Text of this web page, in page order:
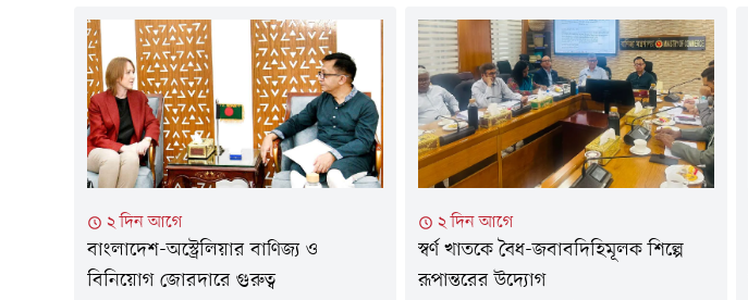
হয়েছে ৪ হাজার ৩৭৪ টাকা। এতে ভ্যাটসহ ভালো
মানের এক ভরি সোনার গহনার দাম নির্ধারণ করা
হয়েছে ২ লাখ ৩৪ হাজার ৩৮ টাকা।স্থানীয় বাজারে
তেজাবী সোনার দাম...
ধাতুটি সাত মাসের মধ্যে সবচেয়ে ভালো সাপ্তাহিক দর
বৃদ্ধির পথে রয়েছে।বার্তা সংস্থা রয়টার্সের এক
প্রতিবেদনে...
২ দিন আগে
বাংলাদেশ-অস্ট্রেলিয়ার বাণিজ্য ও
বিনিয়োগ জোরদারে গুরুত্ব
২ দিন আগে
স্বর্ণ খাতকে বৈধ-জবাবদিহিমূলক শিল্পে
রূপান্তরের উদ্যোগ